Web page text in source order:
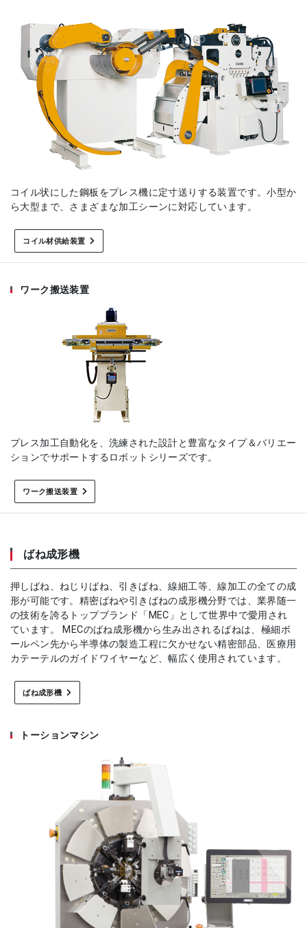
コイル状にした鋼板をプレス機に定寸送りする装置です。小型か
ら大型まで、さまざまな加工シーンに対応しています。
コイル材供給装置
ワーク搬送装置
プレス加工自動化を、洗練された設計と豊富なタイプ＆バリエー
ションでサポートするロボットシリーズです。
ワーク搬送装置
ばね成形機
押しばね、ねじりばね、引きばね、線細工等、線加工の全ての成
形が可能です。精密ばねや引きばねの成形機分野では、業界随一
の技術を誇るトップブランド「MEC」として世界中で愛用され
ています。 MECのばね成形機から生み出されるばねは、極細ボ
ールペン先から半導体の製造工程に欠かせない精密部品、医療用
カテーテルのガイドワイヤーなど、幅広く使用されています。
ばね成形機
トーションマシン